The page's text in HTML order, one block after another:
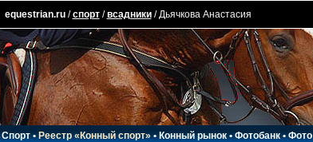
equestrian.ru/спорт/всадники/ Дьячкова Анастасия
Спорт•Реестр «Конный спорт»•Конный рынок•Фотобанк •Фото